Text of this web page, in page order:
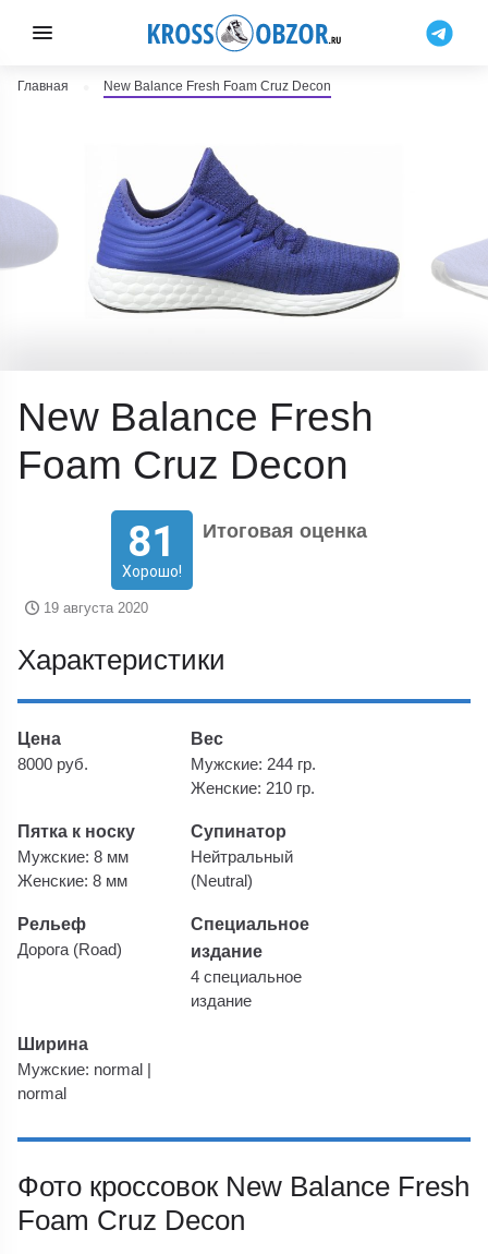
Главная New Balance Fresh Foam Cruz Decon
New Balance Fresh
Foam Cruz Decon
81
Хорошо!
Итоговая оценка
19 августа 2020
Характеристики
Цена
8000 руб.
Вес
Мужские: 244 гр.
Женские: 210 гр.
Пятка к носку
Мужские: 8 мм
Женские: 8 мм
Супинатор
Нейтральный
(Neutral)
Рельеф
Дорога (Road)
Специальное
издание
4 специальное
издание
Ширина
Мужские: normal |
normal
Фото кроссовок New Balance Fresh
Foam Cruz Decon